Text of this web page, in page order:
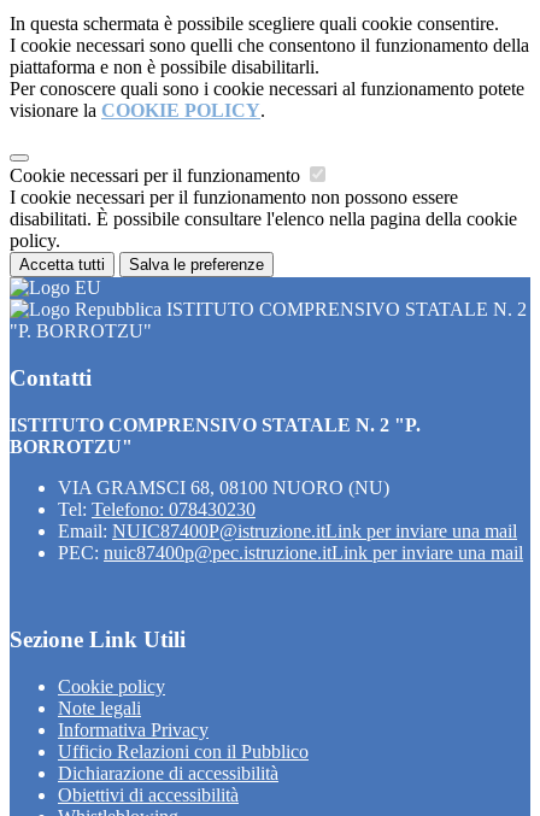
In questa schermata è possibile scegliere quali cookie consentire.
I cookie necessari sono quelli che consentono il funzionamento della
piattaforma e non è possibile disabilitarli.
Per conoscere quali sono i cookie necessari al funzionamento potete
visionare la COOKIE POLICY.
Cookie necessari per il funzionamento
I cookie necessari per il funzionamento non possono essere
disabilitati. È possibile consultare l'elenco nella pagina della cookie
policy.
Accetta tutti Salva le preferenze
ISTITUTO COMPRENSIVO STATALE N. 2
"P. BORROTZU"
Contatti
ISTITUTO COMPRENSIVO STATALE N. 2 "P.
BORROTZU"
VIA GRAMSCI 68, 08100 NUORO (NU)
Tel: Telefono: 078430230
Email: NUIC87400P@istruzione.itLink per inviare una mail
PEC: nuic87400p@pec.istruzione.itLink per inviare una mail
Sezione Link Utili
Cookie policy
Note legali
Informativa Privacy
Ufficio Relazioni con il Pubblico
Dichiarazione di accessibilità
Obiettivi di accessibilità